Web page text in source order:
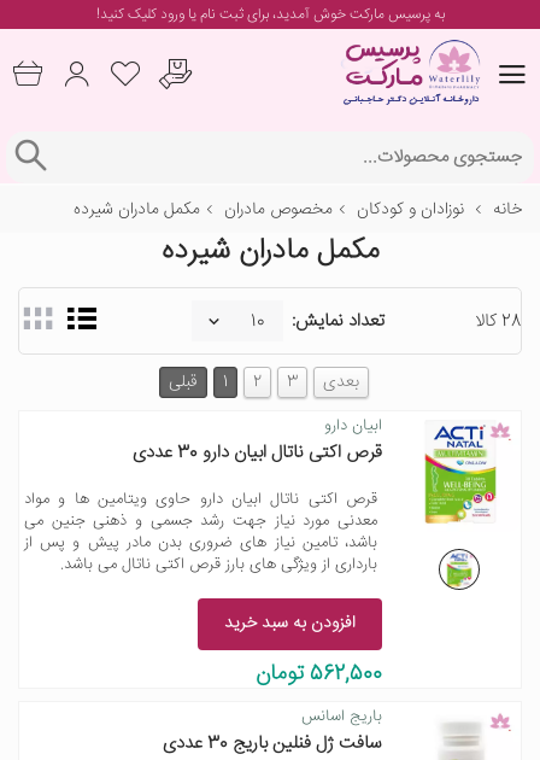
به پرسیس مارکت خوش آمدید، برایثبت نام یا ورودکلیک کنید!
خانه نوزادان و کودکان مخصوص مادران مکمل مادران شیرده
مکمل مادران شیرده
28 کالا تعداد نمایش:
قبلی 1 2 3 بعدی
ابیان دارو
قرص اکتی ناتال ابیان دارو 30 عددی
قرص اکتی ناتال ابیان دارو حاوی ویتامین ها و مواد
معدنی مورد نیاز جهت رشد جسمی و ذهنی جنین می
باشد، تامین نیاز های ضروری بدن مادر پیش و پس از
بارداری از ویژگی های بارز قرص اکتی ناتال می باشد.
افزودن به سبد خرید
562,500 تومان
باریج اسانس
سافت ژل فنلین باریج 30 عددی